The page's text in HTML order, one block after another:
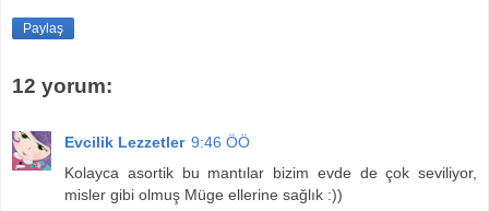
Paylaş
12 yorum:
Evcilik Lezzetler 9:46 ÖÖ
Kolayca asortik bu mantılar bizim evde de çok seviliyor,
misler gibi olmuş Müge ellerine sağlık :))